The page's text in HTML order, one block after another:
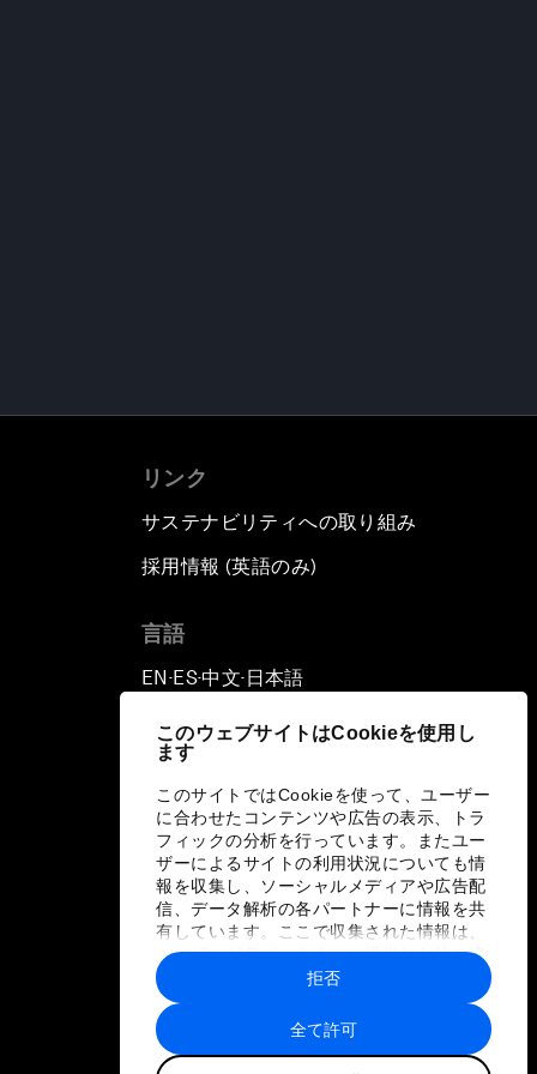
このウェブサイトはCookieを使用し
ます
このサイトではCookieを使って、ユーザー
に合わせたコンテンツや広告の表示、トラ
フィックの分析を行っています。またユー
ザーによるサイトの利用状況についても情
報を収集し、ソーシャルメディアや広告配
信、データ解析の各パートナーに情報を共
有しています。ここで収集された情報は、
ユーザーが各パートナーに提供した他の情
報や各パートナーのサービスを使用した際
に収集された情報と組み合わされ、各パー
トナーによって使用されることがありま
す。
全て許可
拒否
リンク
サステナビリティへの取り組み
採用情報 (英語のみ)
言語
EN ▪ES▪中文▪ 日本語